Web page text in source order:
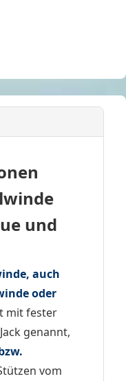
und
auch
oder
mit fester
genannt,
vom